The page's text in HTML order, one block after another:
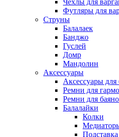
Чехлы для
Футляры для
Струны
Балалаек
Банджо
Гуслей
Домр
Мандолин
Аксессуары
Аксессуары
Ремни для
Ремни для
Балалайки
Колки